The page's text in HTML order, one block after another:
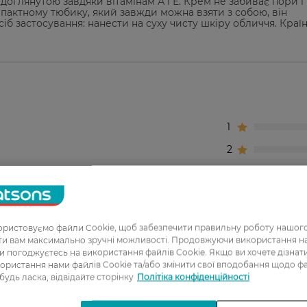
тюбику, який завжди можна взяти з собою, він
застосування: нанести на суху чисту шкіру обличчя.
1
2
неплохо увлажняет, хватает на месяц-два,
файли Cookie, щоб забезпечити правильну роботу
вам максимально зручні можливості. Продовжуючи використання
погоджуєтесь на використання файлів Cookie. Якщо ви хочете
нами файлів Cookie та/або змінити свої вподобання щодо
ласка, відвідайте сторінку Політіка конфіденційності